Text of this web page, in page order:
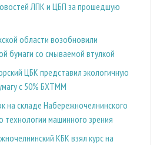
ЛПК и ЦБП за прошедшую
области возобновили
бумаги со смываемой втулкой
ЦБК представил экологичную
с 50% БХТММ
на складе Набережночелнинского
машинного зрения
КБК взял курс на